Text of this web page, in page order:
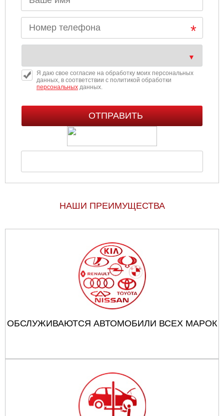
Я даю свое согласие на обработку моих персональных
данных, в соответствии с политикой обработки
персональныхданных.
НАШИ ПРЕИМУЩЕСТВА
ОБСЛУЖИВАЮТСЯ АВТОМОБИЛИ ВСЕХ МАРОК